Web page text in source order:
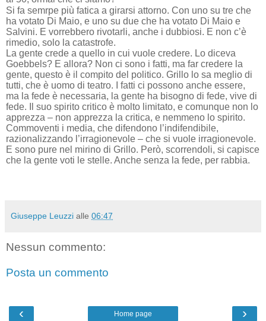
Si fa semrpe più fatica a girarsi attorno. Con uno su tre che
ha votato Di Maio, e uno su due che ha votato Di Maio e
Salvini. E vorrebbero rivotarli, anche i dubbiosi. E non c’è
rimedio, solo la catastrofe.
La gente crede a quello in cui vuole credere. Lo diceva
Goebbels? E allora? Non ci sono i fatti, ma far credere la
gente, questo è il compito del politico. Grillo lo sa meglio di
tutti, che è uomo di teatro. I fatti ci possono anche essere,
ma la fede è necessaria, la gente ha bisogno di fede, vive di
fede. Il suo spirito critico è molto limitato, e comunque non lo
apprezza – non apprezza la critica, e nemmeno lo spirito.
Commoventi i media, che difendono l’indifendibile,
razionalizzando l’irragionevole – che si vuole irragionevole.
E sono pure nel mirino di Grillo. Però, scorrendoli, si capisce
che la gente voti le stelle. Anche senza la fede, per rabbia.
Giuseppe Leuzzi alle 06:47
Nessun commento:
Posta un commento
‹ ›
Home page